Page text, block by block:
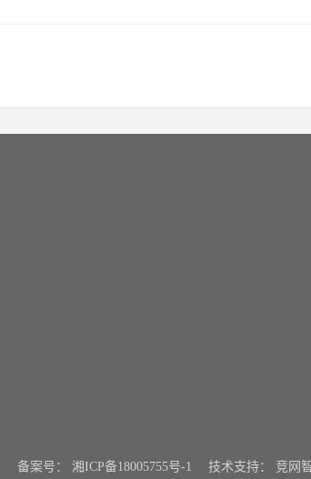
备案号： 湘ICP备18005755号-1 技术支持： 竞网